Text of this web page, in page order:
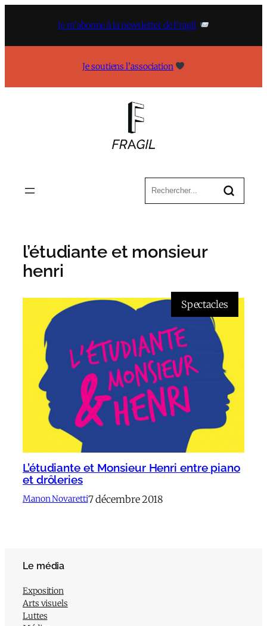
Je m’abonne à la newsletter de Fragil
Je soutiens l’association
l’étudiante et monsieur
henri
Spectacles
L’étudiante et Monsieur Henri entre piano
et drôleries
Manon Novaretti7 décembre 2018
Le média
Exposition
Arts visuels
Luttes